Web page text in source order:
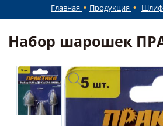
Главная Продукция
Набор шарошек